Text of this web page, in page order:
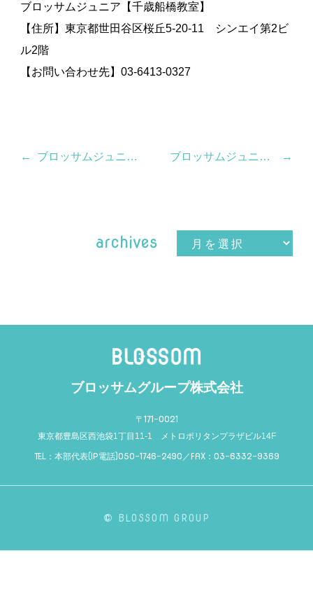
ブロッサムジュニア【千歳船橋教室】
【住所】東京都世田谷区桜丘5-20-11 シンエイ第2ビ
ル2階
【お問い合わせ先】03-6413-0327
ブロッサムジュニア新教室【3教室】4月オープン！ ブロッサムジュニア新教室【1教室】7月オープン！
archives
ブロッサムグループ株式会社
〒 171-0021
東京都豊島区西池袋1丁目11-1 メトロポリタンプラザビル14F
TEL ： 本部代表(IP電話)050-1746-2490／FAX： 03-6332-9369
© BLOSSOM GROUP